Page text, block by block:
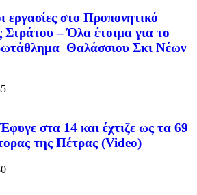
στο Προπονητικό
Στράτου – Όλα έτοιμα για το
Θαλάσσιου Σκι Νέων
στα 14 και έχτιζε ως τα 69
της Πέτρας (Video)